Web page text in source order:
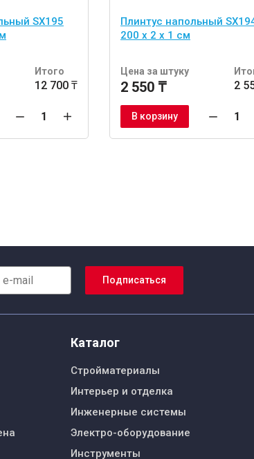
SX195
Итого
12 700 ₸
Плинтус напольный
200 x 2 x 1 см
Цена за штуку
2 550 ₸ 2
В корзину
Подписаться
Каталог
Стройматериалы
Интерьер и отделка
Инженерные системы
Электро-оборудование
Инструменты